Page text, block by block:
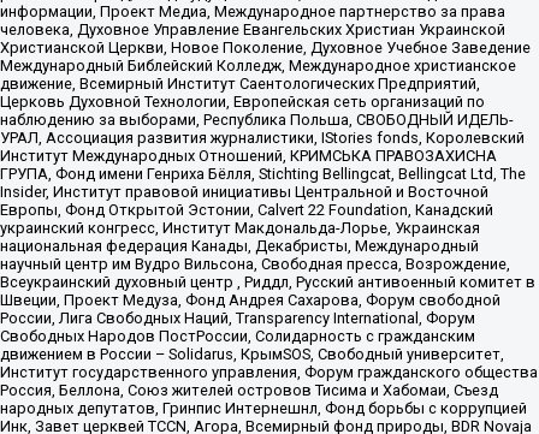
информации, Проект Медиа, Международное партнерство за права
человека, Духовное Управление Евангельских Христиан Украинской
Христианской Церкви, Новое Поколение, Духовное Учебное Заведение
Международный Библейский Колледж, Международное христианское
движение, Всемирный Институт Саентологических Предприятий,
Церковь Духовной Технологии, Европейская сеть организаций по
наблюдению за выборами, Республика Польша, СВОБОДНЫЙ ИДЕЛЬ-
УРАЛ, Ассоциация развития журналистики, IStories fonds, Королевский
Институт Международных Отношений, КРИМСЬКА ПРАВОЗАХИСНА
ГРУПА, Фонд имени Генриха Бёлля, Stichting Bellingcat, Bellingcat Ltd, The
Insider, Институт правовой инициативы Центральной и Восточной
Европы, Фонд Открытой Эстонии, Calvert 22 Foundation, Канадский
украинский конгресс, Институт Макдональда-Лорье, Украинская
национальная федерация Канады, Декабристы, Международный
научный центр им Вудро Вильсона, Свободная пресса, Возрождение,
Всеукраинский духовный центр , Риддл, Русский антивоенный комитет в
Швеции, Проект Медуза, Фонд Андрея Сахарова, Форум свободной
России, Лига Свободных Наций, Transparеncy International, Форум
Свободных Народов ПостРоссии, Солидарность с гражданским
движением в России – Solidarus, КрымSOS, Свободный университет,
Институт государственного управления, Форум гражданского общества
Россия, Беллона, Союз жителей островов Тисима и Хабомаи, Съезд
народных депутатов, Гринпис Интернешнл, Фонд борьбы с коррупцией
Инк, Завет церквей TCCN, Агора, Всемирный фонд природы, BDR Novaja